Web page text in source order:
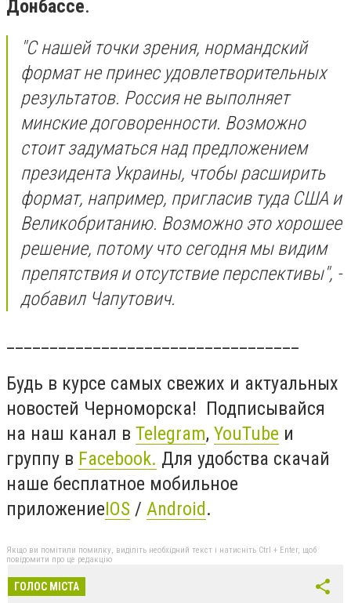
Донбассе.
"С нашей точки зрения, нормандский
формат не принес удовлетворительных
результатов. Россия не выполняет
минские договоренности. Возможно
стоит задуматься над предложением
президента Украины, чтобы расширить
формат, например, пригласив туда США и
Великобританию. Возможно это хорошее
решение, потому что сегодня мы видим
препятствия и отсутствие перспективы", -
добавил Чапутович.
Будь в курсе самых свежих и актуальных
новостей Черноморска! Подписывайся
на наш канал в Telegram, YouTube и
группу в Facebook. Для удобства скачай
наше бесплатное мобильное
приложениеIOS / Android.
Якщо ви помітили помилку, виділіть необхідний текст і натисніть Ctrl + Enter, щоб
повідомити про це редакцію
ГОЛОС МІСТА